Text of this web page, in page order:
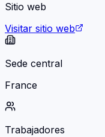
Sitio web
Visitar sitio web
Sede central
France
Trabajadores